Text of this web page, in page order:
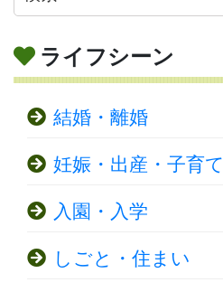
ライフシーン
結婚・離婚
妊娠・出産・子育て
入園・入学
しごと・住まい